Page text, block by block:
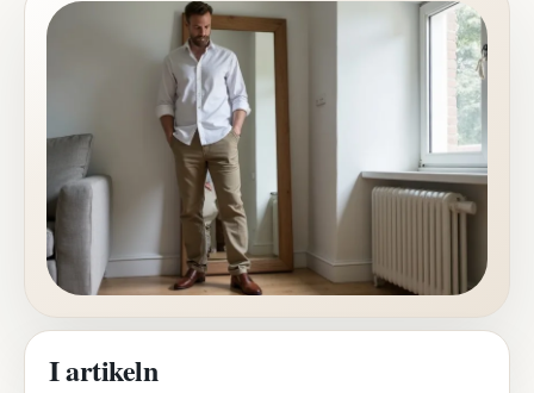
I artikeln